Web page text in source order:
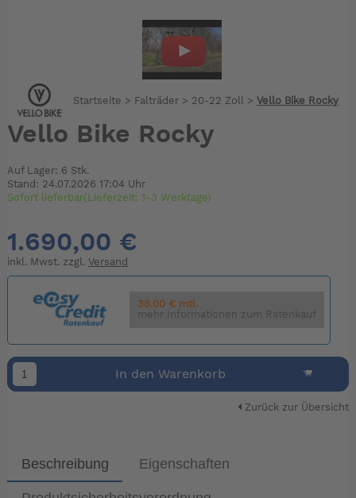
Startseite > Falträder > 20-22 Zoll > Vello Bike Rocky
Vello Bike Rocky
Auf Lager: 6 Stk.
Stand: 24.07.2026 17:04 Uhr
Sofort lieferbar(Lieferzeit: 1-3 Werktage)
1.690,00 €
inkl. Mwst. zzgl. Versand
38.00 € mtl.
mehr Informationen zum Ratenkauf
In den Warenkorb
Zurück zur Übersicht
Beschreibung Eigenschaften